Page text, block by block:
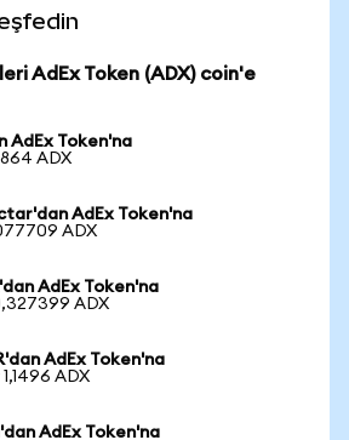
AdEx Token (ADX) coin'e
AdEx Token'na
ADX
AdEx Token'na
ADX
AdEx Token'na
ADX
AdEx Token'na
ADX
AdEx Token'na